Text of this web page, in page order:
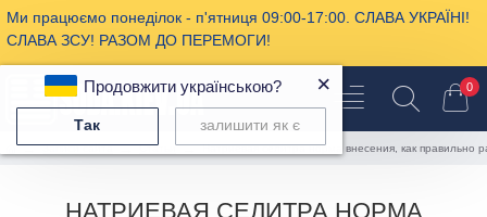
Ми працюємо понеділок - п'ятниця 09:00-17:00. СЛАВА УКРАЇНІ!
СЛАВА ЗСУ! РАЗОМ ДО ПЕРЕМОГИ!
0
Записи сайта Статьи Натриевая селитра норма внесения, как правильно
НАТРИЕВАЯ СЕЛИТРА НОРМА
Продовжити українською? ×
Так залишити як є